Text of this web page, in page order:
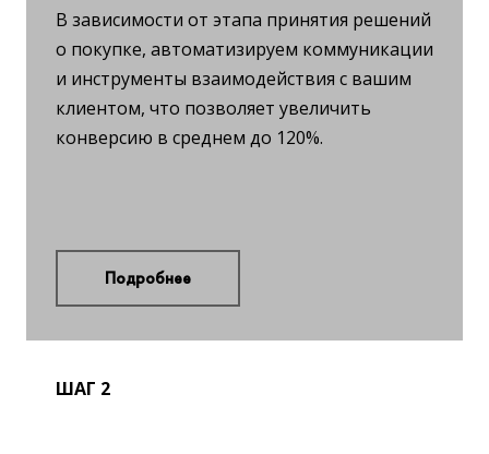
В зависимости от этапа принятия решений
о покупке, автоматизируем коммуникации
и инструменты взаимодействия с вашим
клиентом, что позволяет увеличить
конверсию в среднем до 120%.
Подробнее
ШАГ 2